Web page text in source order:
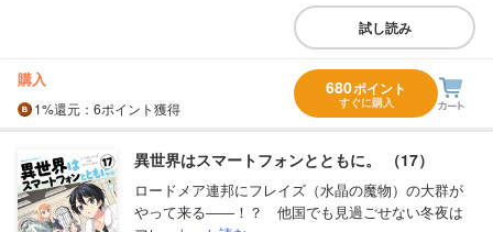
試し読み
購入
1%還元 ：6ポイント獲得
680ポイント
すぐに購入
異世界はスマートフォンとともに。 （17）
ロードメア連邦にフレイズ（水晶の魔物）の大群が
やって来る――！？ 他国でも見過ごせない冬夜は